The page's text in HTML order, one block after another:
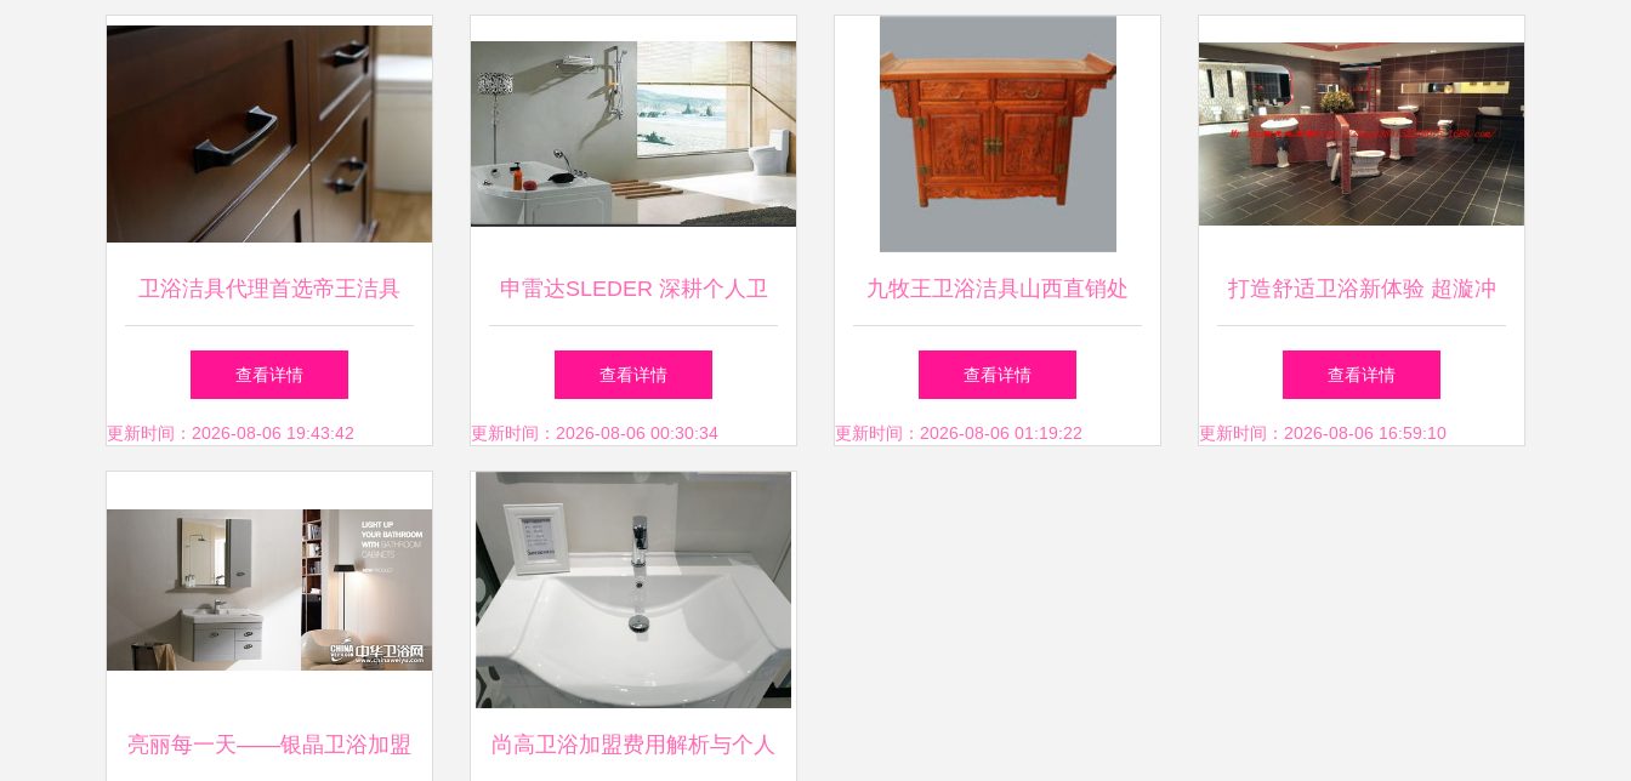
卫浴洁具代理首选帝王洁具
一站式服务与全包售后的深度
价值解析
查看详情
更新时间：2026-08-06 19:43:42
申雷达SLEDER 深耕个人卫
生，守护洁净生活
查看详情
更新时间：2026-08-06 00:30:34
九牧王卫浴洁具山西直销处
专业供应健康环保卫生洁具
查看详情
更新时间：2026-08-06 01:19:22
打造舒适卫浴新体验 超漩冲
水马桶助力品质生活
查看详情
更新时间：2026-08-06 16:59:10
亮丽每一天——银晶卫浴加盟 尚高卫浴加盟费用解析与个人